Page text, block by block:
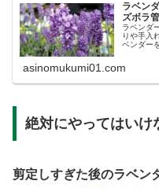
ラベン
ズボラ
ラベンダ
りや手入
ベンダー
asinomukumi01.com
絶対にやってはいけ
剪定しすぎた後のラベン